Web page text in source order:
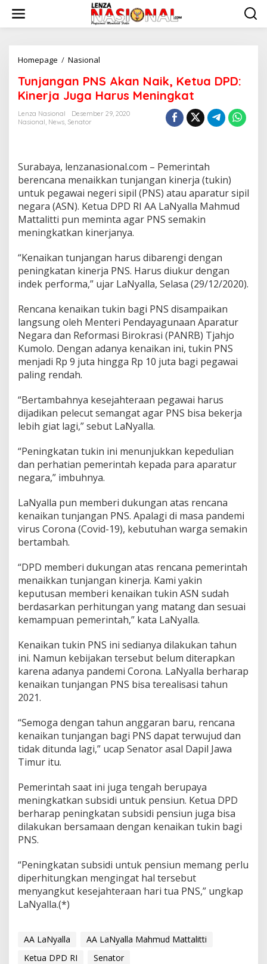
w
Homepage / Nasional
n
j
a
n
N
S
A
k
a
n
N
i
k
,
K
t
u
a
D
P
D
n
e
r
a
u
g
H
a
r
u
e
n
i
n
g
k
t
Tunjangan PNS Akan Naik, Ketua DPD:
Kinerja Juga Harus Meningkat
Lenza Nasional
Desember 29, 2020
Nasional, News, Senator
Surabaya, lenzanasional.com – Pemerintah
berencana menaikkan tunjangan kinerja (tukin)
untuk pegawai negeri sipil (PNS) atau aparatur sipil
negara (ASN). Ketua DPD RI AA LaNyalla Mahmud
Mattalitti pun meminta agar PNS semakin
meningkatkan kinerjanya.
“Kenaikan tunjangan harus dibarengi dengan
peningkatan kinerja PNS. Harus diukur dengan
indek performa,” ujar LaNyalla, Selasa (29/12/2020).
Rencana kenaikan tukin bagi PNS disampaikan
langsung oleh Menteri Pendayagunaan Aparatur
Negara dan Reformasi Birokrasi (PANRB) Tjahjo
Kumolo. Dengan adanya kenaikan ini, tukin PNS
menjadi Rp 9 juta hingga Rp 10 juta bagi pegawai
paling rendah.
“Bertambahnya kesejahteraan pegawai harus
dijadikan pelecut semangat agar PNS bisa bekerja
lebih giat lagi,” sebut LaNyalla.
“Peningkatan tukin ini menunjukkan kepedulian
dan perhatian pemerintah kepada para aparatur
negara,” imbuhnya.
LaNyalla pun memberi dukungan atas rencana
kenaikan tunjangan PNS. Apalagi di masa pandemi
virus Corona (Covid-19), kebutuhan warga semakin
bertambah.
“DPD memberi dukungan atas rencana pemerintah
menaikkan tunjangan kinerja. Kami yakin
keputusan memberi kenaikan tukin ASN sudah
berdasarkan perhitungan yang matang dan sesuai
kemampuan pemerintah,” kata LaNyalla.
Kenaikan tukin PNS ini sedianya dilakukan tahun
ini. Namun kebijakan tersebut belum diterapkan
karena adanya pandemi Corona. LaNyalla berharap
kenaikan tunjangan PNS bisa terealisasi tahun
2021.
“Semoga dengan tahun anggaran baru, rencana
kenaikan tunjangan bagi PNS dapat terwujud dan
tidak ditunda lagi,” ucap Senator asal Dapil Jawa
Timur itu.
Pemerintah saat ini juga tengah berupaya
meningkatkan subsidi untuk pensiun. Ketua DPD
berharap peningkatan subsidi pensiun juga bisa
dilakukan bersamaan dengan kenaikan tukin bagi
PNS.
“Peningkatan subsidi untuk pensiun memang perlu
diperhitungkan mengingat hal tersebut
menyangkut kesejahteraan hari tua PNS,” ungkap
LaNyalla.(*)
AA LaNyalla
AA LaNyalla Mahmud Mattalitti
Ketua DPD RI
Senator